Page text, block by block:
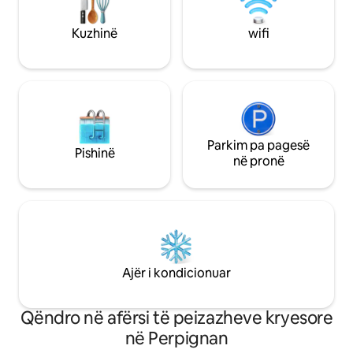
vështirë për t 'u përdorur.
Kuzhinë wifi
Pishinë
Parkim pa pagesë
në pronë
Ajër i kondicionuar
Qëndro në afërsi të peizazheve kryesore
në Perpignan